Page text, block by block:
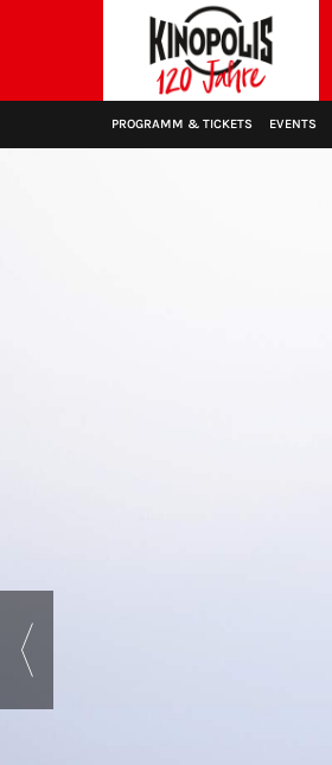
PROGRAMM & TICKETS EVENTS